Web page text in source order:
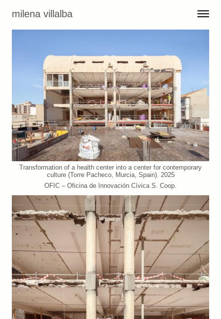
milena villalba Toggle
Menu
Transformation of a health center into a center for contemporary
culture (Torre Pacheco, Murcia, Spain). 2025
OFIC – Oficina de Innovación Cívica S. Coop.